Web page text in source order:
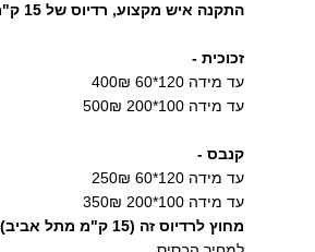
התקנה איש מקצוע, רדיוס של 15 ק"מ מתל אביב-
זכוכית -
עד מידה 120*60 400₪
עד מידה 100*200 500₪
קנבס -
עד מידה 120*60 250₪
עד מידה 100*200 350₪
מחוץ לרדיוס זה (15 ק"מ מתל אביב)